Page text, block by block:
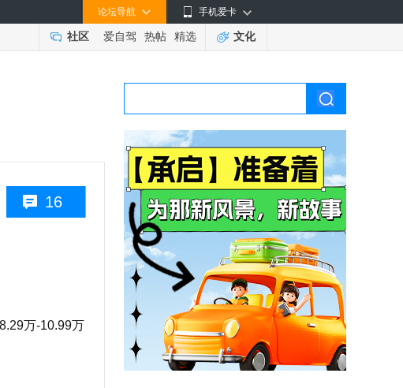
手机爱卡
论坛导航
社区 爱自驾 热帖 精选 文化
16
万-10.99万